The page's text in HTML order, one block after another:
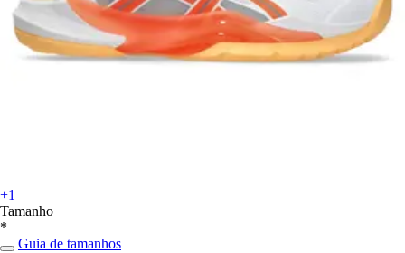
+1
Tamanho
*
Guia de tamanhos